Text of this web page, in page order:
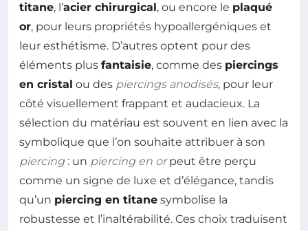
titane, l’acier chirurgical, ou encore le plaqué
or, pour leurs propriétés hypoallergéniques et
leur esthétisme. D’autres optent pour des
éléments plus fantaisie, comme des piercings
en cristal ou des piercings anodisés, pour leur
côté visuellement frappant et audacieux. La
sélection du matériau est souvent en lien avec la
symbolique que l’on souhaite attribuer à son
piercing: un piercing en orpeut être perçu
comme un signe de luxe et d’élégance, tandis
qu’un piercing en titane symbolise la
robustesse et l’inaltérabilité. Ces choix traduisent